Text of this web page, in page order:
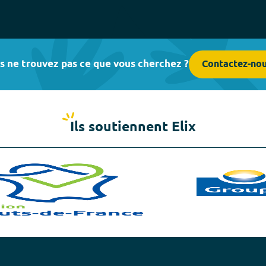
ne trouvez pas ce que vous cherchez ? Contactez-
Ils soutiennent Elix